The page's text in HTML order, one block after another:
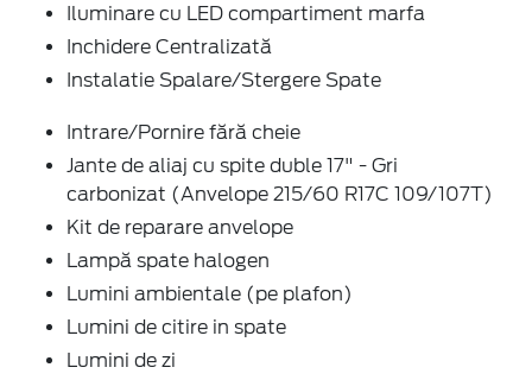
Iluminare cu LED compartiment marfa
Inchidere Centralizată
Instalatie Spalare/Stergere Spate
Intrare/Pornire fără cheie
Jante de aliaj cu spite duble 17" - Gri
carbonizat (Anvelope 215/60 R17C 109/107T)
Kit de reparare anvelope
Lampă spate halogen
Lumini ambientale (pe plafon)
Lumini de citire in spate
Lumini de zi